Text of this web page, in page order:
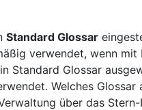
Standard Glossar
verwendet, wenn mit
Standard Glossar
Welches Glossar
über das